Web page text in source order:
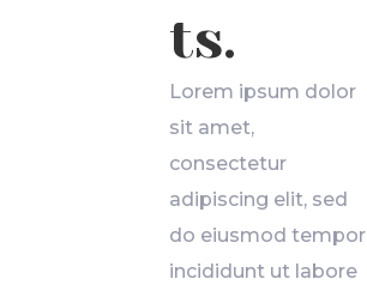
ts.
Lorem ipsum dolor
sit amet,
consectetur
adipiscing elit, sed
do eiusmod tempor
incididunt ut labore